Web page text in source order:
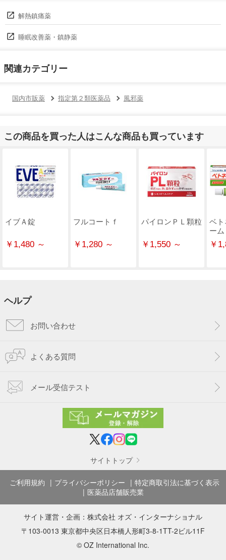
解熱鎮痛薬
睡眠改善薬・鎮静薬
関連カテゴリー
国内市販薬 指定第２類医薬品 風邪薬
この商品を買った人はこんな商品も買っています
イブＡ錠
￥1,480 ～
フルコートｆ
￥1,280 ～
パイロンＰＬ顆粒
￥1,550 ～
ベ
ー
￥
ヘルプ
お問い合わせ
よくある質問
メール受信テスト
サイトトップ
ご利用規約 プライバシーポリシー
特定商取引法に基づく表示
医薬品店舗販売業
サイト運営・企画： 株式会社 オズ・インターナショナル
〒103-0013 東京都中央区日本橋人形町3-8-1TT-2ビル11F
© OZ International Inc.